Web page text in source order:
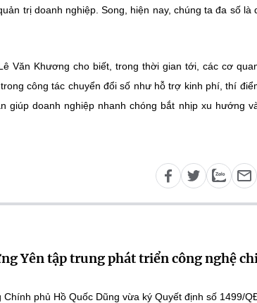
trị doanh nghiệp. Song, hiện nay, chúng ta đa số là
Văn Khương cho biết, trong thời gian tới, các cơ
công tác chuyển đổi số như hỗ trợ kinh phí, thí
doanh nghiệp nhanh chóng bắt nhịp xu hướng
Yên tập trung phát triển công nghệ
phủ Hồ Quốc Dũng vừa ký Quyết định số 1499/